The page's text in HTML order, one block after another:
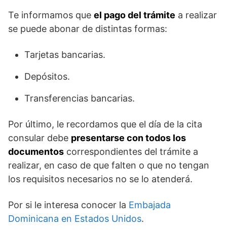
Te informamos que el pago del trámite a realizar
se puede abonar de distintas formas:
Tarjetas bancarias.
Depósitos.
Transferencias bancarias.
Por último, le recordamos que el día de la cita
consular debe presentarse con todos los
documentos correspondientes del trámite a
realizar, en caso de que falten o que no tengan
los requisitos necesarios no se lo atenderá.
Por si le interesa conocer la Embajada
Dominicana en Estados Unidos.